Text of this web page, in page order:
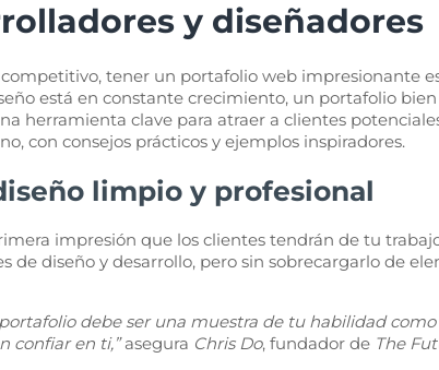
y diseñadores
tener un portafolio web impresionante
está en constante crecimiento, un portafolio
herramienta clave para atraer a clientes
con consejos prácticos y ejemplos inspiradores.
limpio y profesional
impresión que los clientes tendrán de tu
diseño y desarrollo, pero sin sobrecargarlo de
debe ser una muestra de tu habilidad
confiar en ti,”asegura Chris Do, fundador de The